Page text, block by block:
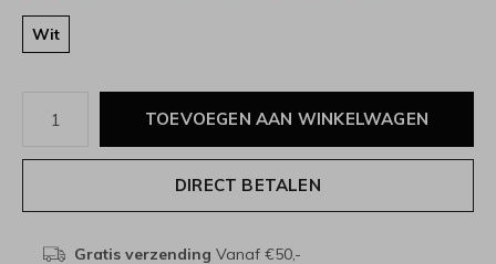
Wit
TOEVOEGEN AAN WINKELWAGEN
DIRECT BETALEN
Gratis verzending Vanaf €50,-